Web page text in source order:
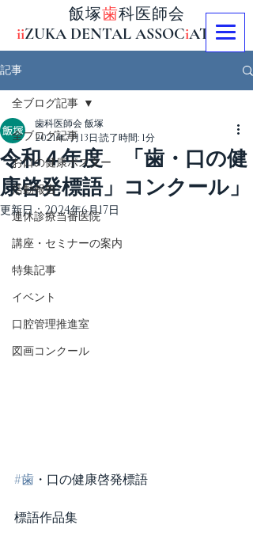
飯塚歯科医師会
iiZUKA DENTAL ASSOCiAT ON
記事
全ブログ記事
お口の健康ポスター
活動報告
連休診療当番医院
講座・セミナーの案内
特集記事
イベント
口腔管理推進室
図画コンクール
全ブログ記事
令和４年度 「歯・口の健
康啓発標語」コンクール」
歯科医師会 飯塚
2021年7月13日 読了時間: 1分
更新日：2024年6月17日
#歯 ・口の健康啓発標語
標語作品集